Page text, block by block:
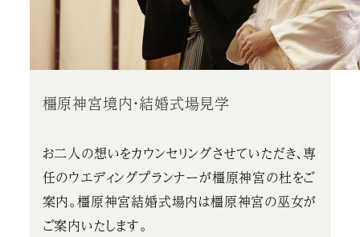
橿原神宮境内・結婚式場見学
お二人の想いをカウンセリングさせていただき、専
任のウエディングプランナーが橿原神宮の杜をご
案内。橿原神宮結婚式場内は橿原神宮の巫女が
ご案内いたします。